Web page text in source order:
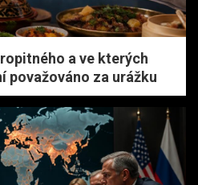
a ve kterých
považováno za urážku